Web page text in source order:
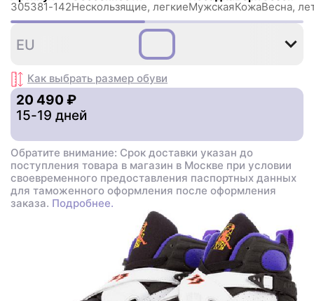
305381-142Нескользящиe, легкиеМужскаяКожаВесна,
45
EU
Как выбрать размер обуви
20 490 ₽
15-19 дней
Обратите внимание: Срок доставки указан до
поступления товара в магазин в Москве при условии
своевременного предоставления паспортных данных
для таможенного оформления после оформления
заказа. Подробнее.